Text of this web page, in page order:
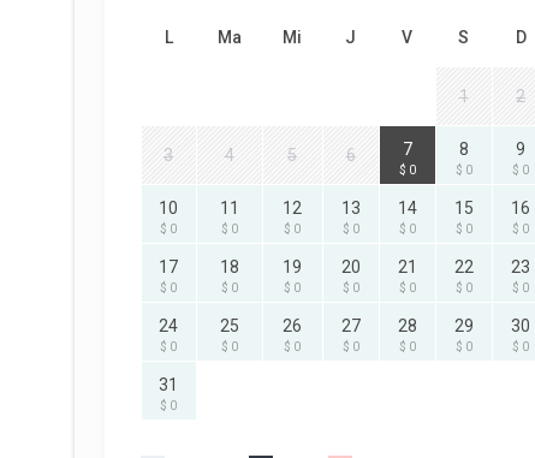
L Ma Mi J V S D
1 2
3 4 5 6 7
$ 0
8
$ 0
9
$ 0
10
$ 0
11
$ 0
12
$ 0
13
$ 0
14
$ 0
15
$ 0
16
$ 0
17
$ 0
18
$ 0
19
$ 0
20
$ 0
21
$ 0
22
$ 0
23
$ 0
24
$ 0
25
$ 0
26
$ 0
27
$ 0
28
$ 0
29
$ 0
30
$ 0
31
$ 0